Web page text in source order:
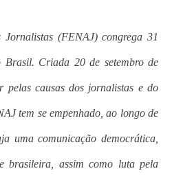
(FENAJ) congrega 31
Brasil. Criada 20 de setembro de
pelas causas dos jornalistas e do
tem se empenhado, ao longo de
uma comunicação democrática,
brasileira, assim como luta pela